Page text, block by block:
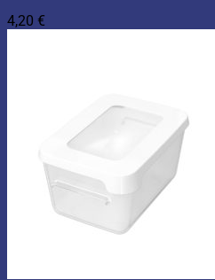
4,20 €